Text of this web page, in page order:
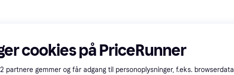
cookies på PriceRunner
partnere gemmer og får adgang til personoplysninger, f.eks. browserdata